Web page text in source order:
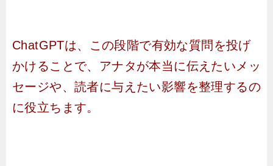
ChatGPTは、この段階で有効な質問を投げ
かけることで、アナタが本当に伝えたいメッ
セージや、読者に与えたい影響を整理するの
に役立ちます。